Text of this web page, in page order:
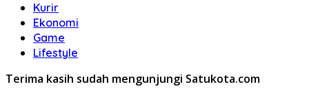
Kurir
Ekonomi
Game
Lifestyle
Terima kasih sudah mengunjungi Satukota.com